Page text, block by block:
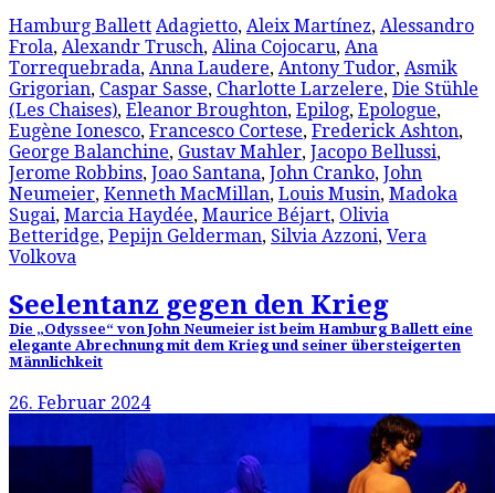
Hamburg Ballett Adagietto, Aleix Martínez, Alessandro
Frola, Alexandr Trusch, Alina Cojocaru, Ana
Torrequebrada, Anna Laudere, Antony Tudor, Asmik
Grigorian, Caspar Sasse, Charlotte Larzelere, Die Stühle
(Les Chaises), Eleanor Broughton, Epilog, Epologue,
Eugène Ionesco, Francesco Cortese, Frederick Ashton,
George Balanchine, Gustav Mahler, Jacopo Bellussi,
Jerome Robbins, Joao Santana, John Cranko, John
Neumeier, Kenneth MacMillan, Louis Musin, Madoka
Sugai, Marcia Haydée, Maurice Béjart, Olivia
Betteridge, Pepijn Gelderman, Silvia Azzoni, Vera
Volkova
Seelentanz gegen den Krieg
Die „Odyssee“ von John Neumeier ist beim Hamburg Ballett eine
elegante Abrechnung mit dem Krieg und seiner übersteigerten
Männlichkeit
26. Februar 2024